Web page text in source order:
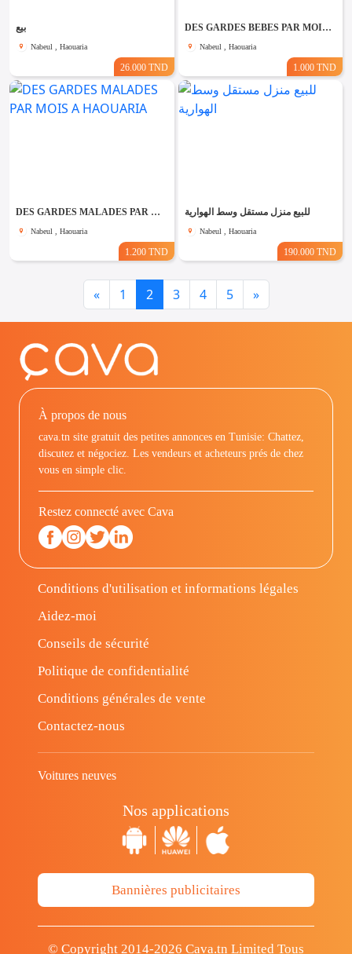
بيع
Nabeul , Haouaria
26.000 TND
DES GARDES BEBES PAR MOIS A HAOUARIA
Nabeul , Haouaria
1.000 TND
DES GARDES MALADES PAR MOIS A HAOUARIA
Nabeul , Haouaria
1.200 TND
للبيع منزل مستقل وسط الهوارية
Nabeul , Haouaria
190.000 TND
«Previous
1 2 3 4 5 »Next
À propos de nous
cava.tn site gratuit des petites annonces en Tunisie: Chattez,
discutez et négociez. Les vendeurs et acheteurs prés de chez
vous en simple clic.
Restez connecté avec Cava
Conditions d'utilisation et informations légales
Aidez-moi
Conseils de sécurité
Politique de confidentialité
Conditions générales de vente
Contactez-nous
Voitures neuves
Nos applications
Bannières publicitaires
© Copyright 2014-2026 Cava.tn Limited Tous